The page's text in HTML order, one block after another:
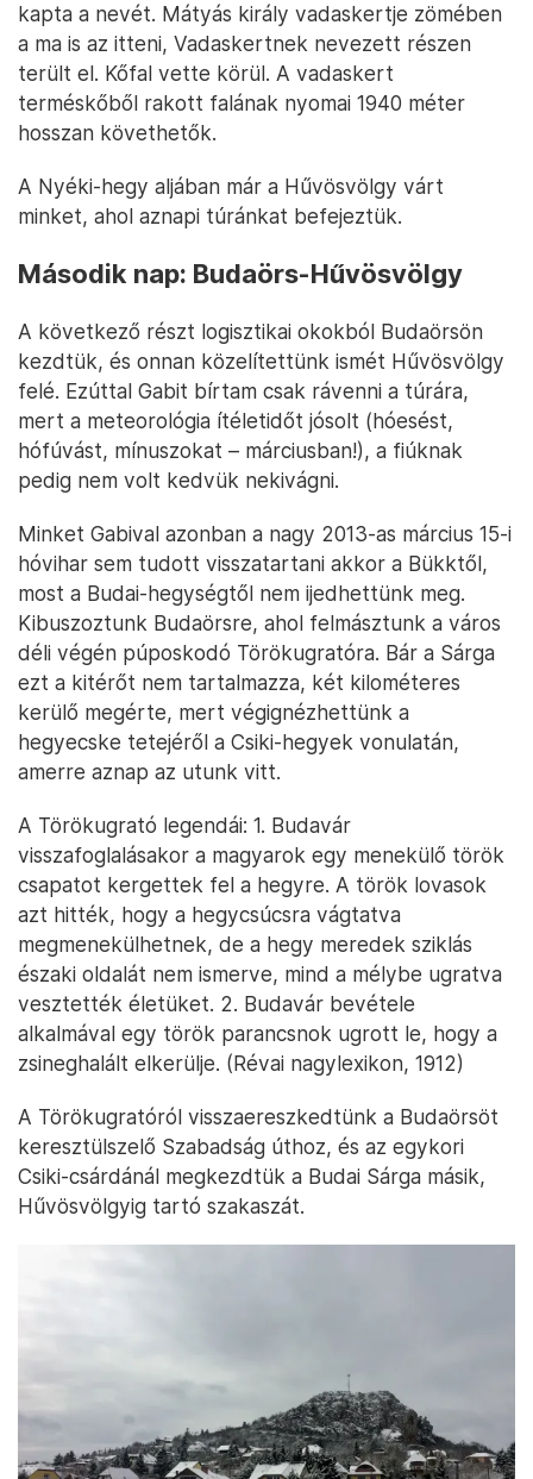
kapta a nevét. Mátyás király vadaskertje zömében
a ma is az itteni, Vadaskertnek nevezett részen
terült el. Kőfal vette körül. A vadaskert
terméskőből rakott falának nyomai 1940 méter
hosszan követhetők.
A Nyéki-hegy aljában már a Hűvösvölgy várt
minket, ahol aznapi túránkat befejeztük.
Második nap: Budaörs-Hűvösvölgy
A következő részt logisztikai okokból Budaörsön
kezdtük, és onnan közelítettünk ismét Hűvösvölgy
felé. Ezúttal Gabit bírtam csak rávenni a túrára,
mert a meteorológia ítéletidőt jósolt (hóesést,
hófúvást, mínuszokat – márciusban!), a fiúknak
pedig nem volt kedvük nekivágni.
Minket Gabival azonban a nagy 2013-as március 15-i
hóvihar sem tudott visszatartani akkor a Bükktől,
most a Budai-hegységtől nem ijedhettünk meg.
Kibuszoztunk Budaörsre, ahol felmásztunk a város
déli végén púposkodó Törökugratóra. Bár a Sárga
ezt a kitérőt nem tartalmazza, két kilométeres
kerülő megérte, mert végignézhettünk a
hegyecske tetejéről a Csiki-hegyek vonulatán,
amerre aznap az utunk vitt.
A Törökugrató legendái: 1. Budavár
visszafoglalásakor a magyarok egy menekülő török
csapatot kergettek fel a hegyre. A török lovasok
azt hitték, hogy a hegycsúcsra vágtatva
megmenekülhetnek, de a hegy meredek sziklás
északi oldalát nem ismerve, mind a mélybe ugratva
vesztették életüket. 2. Budavár bevétele
alkalmával egy török parancsnok ugrott le, hogy a
zsineghalált elkerülje. (Révai nagylexikon, 1912)
A Törökugratóról visszaereszkedtünk a Budaörsöt
keresztülszelő Szabadság úthoz, és az egykori
Csiki-csárdánál megkezdtük a Budai Sárga másik,
Hűvösvölgyig tartó szakaszát.